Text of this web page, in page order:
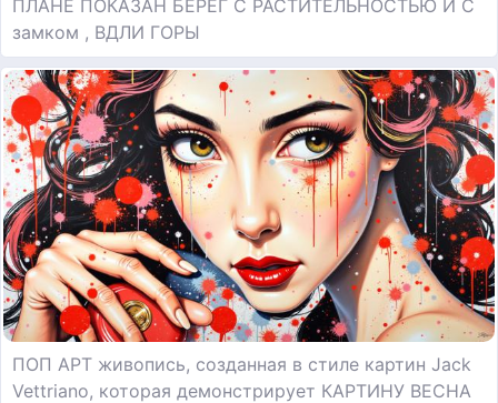
ПЛАНЕ ПОКАЗАН БЕРЕГ С РАСТИТЕЛЬНОСТЬЮ И С
замком , ВДЛИ ГОРЫ
ПОП АРТ живопись, созданная в стиле картин Jack
Vettriano, которая демонстрирует КАРТИНУ ВЕСНА